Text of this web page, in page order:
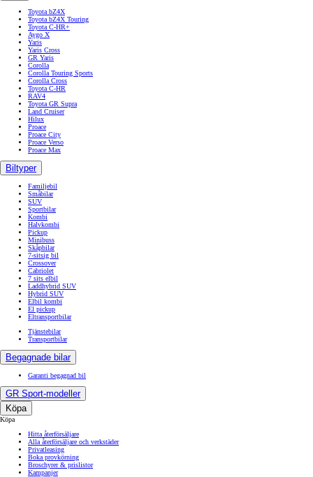
Toyota bZ4X
Toyota bZ4X Touring
Toyota C-HR+
Aygo X
Yaris
Yaris Cross
GR Yaris
Corolla
Corolla Touring Sports
Corolla Cross
Toyota C-HR
RAV4
Toyota GR Supra
Land Cruiser
Hilux
Proace
Proace City
Proace Verso
Proace Max
Biltyper
Familjebil
Småbilar
SUV
Sportbilar
Kombi
Halvkombi
Pickup
Minibuss
Skåpbilar
7-sitsig bil
Crossover
Cabriolet
7 sits elbil
Laddhybrid SUV
Hybrid SUV
Elbil kombi
El pickup
Eltransportbilar
Tjänstebilar
Transportbilar
Begagnade bilar
Garanti begagnad bil
GR Sport-modeller
Köpa
Köpa
Hitta återförsäljare
Alla återförsäljare och verkstäder
Privatleasing
Boka provkörning
Broschyrer & prislistor
Kampanjer